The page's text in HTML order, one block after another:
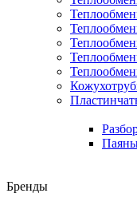
Бренды